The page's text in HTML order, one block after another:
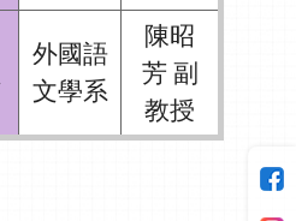
外國語
文學系
陳昭
芳 副
教授